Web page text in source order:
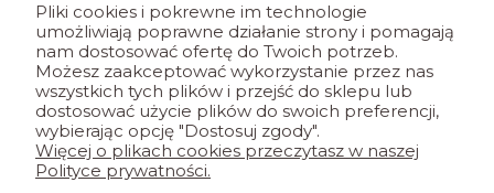
MOJE KONTO
PŁATNOŚCI I DOSTAWA
INFORMACJE
Pliki cookies i pokrewne im technologie
umożliwiają poprawne działanie strony i pomagają
nam dostosować ofertę do Twoich potrzeb.
Możesz zaakceptować wykorzystanie przez nas
wszystkich tych plików i przejść do sklepu lub
dostosować użycie plików do swoich preferencji,
wybierając opcję "Dostosuj zgody".
Więcej o plikach cookies przeczytasz w naszej
Polityce prywatności.